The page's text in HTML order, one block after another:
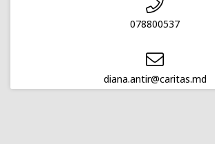
078800537
diana.antir@caritas.md